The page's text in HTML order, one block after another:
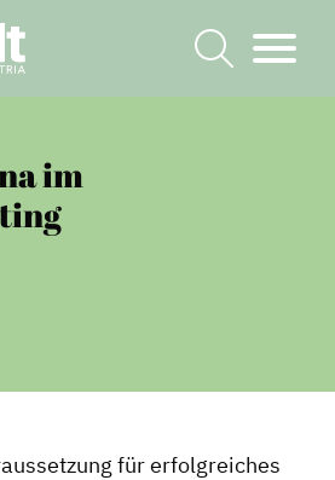
im
für erfolgreiches